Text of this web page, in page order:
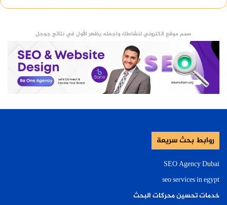
صمم موقع الكتروني لنشاطك واجعله يظهر الأول في نتائج جوجل
روابط بحث سريعة
SEO Agency Dubai
seo services in egypt
خدمات تحسين محركات البحث